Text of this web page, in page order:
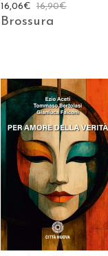
16,90€
16,06€
Brossura
AGGIUNGI AL CARRELLO